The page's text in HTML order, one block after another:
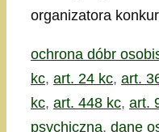
organizatora
Kategorie
ochrona dóbr
kc, art. 24 kc, art.
kc, art. 448 kc, art.
psychiczna, dane